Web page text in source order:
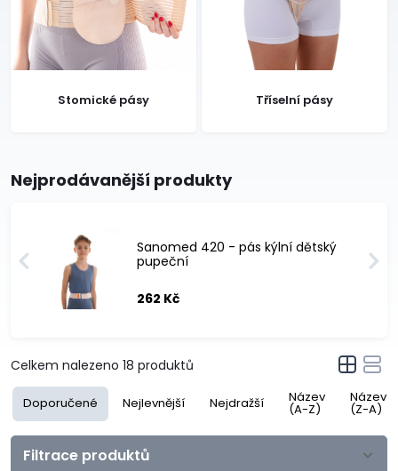
Stomické pásy Tříselní pásy
Nejprodávanější produkty
Sanomed 420 - pás kýlní dětský
pupeční
262 Kč
Celkem nalezeno 18 produktů
Doporučené Nejlevnější Nejdražší Název
(A-Z)
Název
(Z-A)
Filtrace produktů